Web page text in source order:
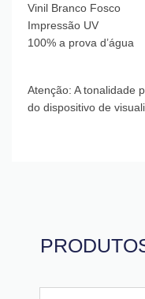
Vinil Branco Fosco
Impressão UV
100% a prova d’água
Atenção: A tonalidade
do dispositivo de